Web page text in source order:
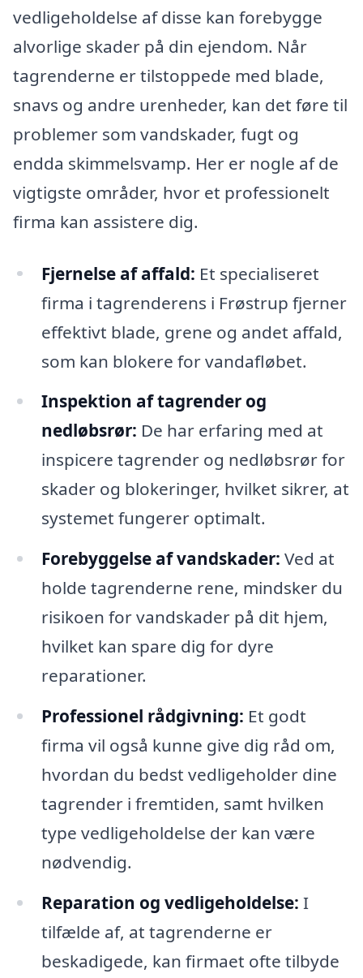
vedligeholdelse af disse kan forebygge
alvorlige skader på din ejendom. Når
tagrenderne er tilstoppede med blade,
snavs og andre urenheder, kan det føre til
problemer som vandskader, fugt og
endda skimmelsvamp. Her er nogle af de
vigtigste områder, hvor et professionelt
firma kan assistere dig.
Fjernelse af affald: Et specialiseret
firma i tagrenderens i Frøstrup fjerner
effektivt blade, grene og andet affald,
som kan blokere for vandafløbet.
Inspektion af tagrender og
nedløbsrør: De har erfaring med at
inspicere tagrender og nedløbsrør for
skader og blokeringer, hvilket sikrer, at
systemet fungerer optimalt.
Forebyggelse af vandskader: Ved at
holde tagrenderne rene, mindsker du
risikoen for vandskader på dit hjem,
hvilket kan spare dig for dyre
reparationer.
Professionel rådgivning: Et godt
firma vil også kunne give dig råd om,
hvordan du bedst vedligeholder dine
tagrender i fremtiden, samt hvilken
type vedligeholdelse der kan være
nødvendig.
Reparation og vedligeholdelse: I
tilfælde af, at tagrenderne er
beskadigede, kan firmaet ofte tilbyde